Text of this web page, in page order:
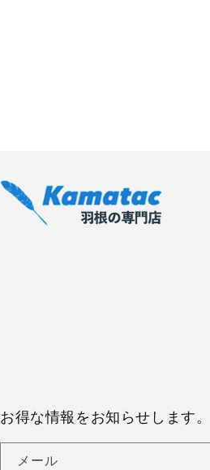
お得な情報をお知らせします
メール